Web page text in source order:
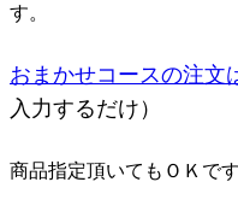
す。
おまかせコースの注文
入力するだけ）
もち
商品指定頂いてもＯＫです